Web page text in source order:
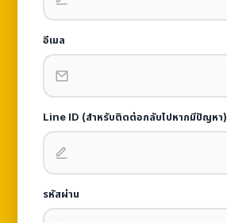
อีเมล
Line ID (สำหรับติดต่อกลับไปหากมีปัญหา)
รหัสผ่าน